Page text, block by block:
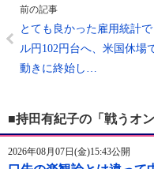
前の記事
とても良かった雇用統計で
ル円102円台へ、米国休場
動きに終始し…
■持田有紀子の「戦うオ
2026年08月07日(金)15:43公開